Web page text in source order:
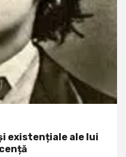
existențiale ale lui